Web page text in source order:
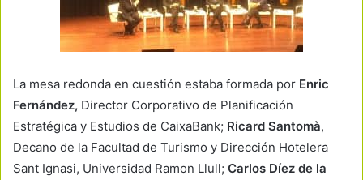
La mesa redonda en cuestión estaba formada por Enric
Fernández, Director Corporativo de Planificación
Estratégica y Estudios de CaixaBank; Ricard Santomà,
Decano de la Facultad de Turismo y Dirección Hotelera
Sant Ignasi, Universidad Ramon Llull; Carlos Díez de la